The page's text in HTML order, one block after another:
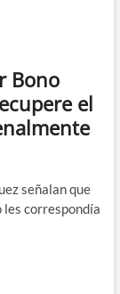
Bono
el
señalan que
les correspondía